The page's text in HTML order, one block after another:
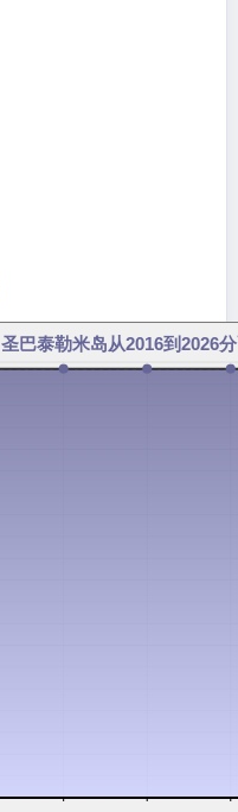
圣巴泰勒米岛从2016到2026